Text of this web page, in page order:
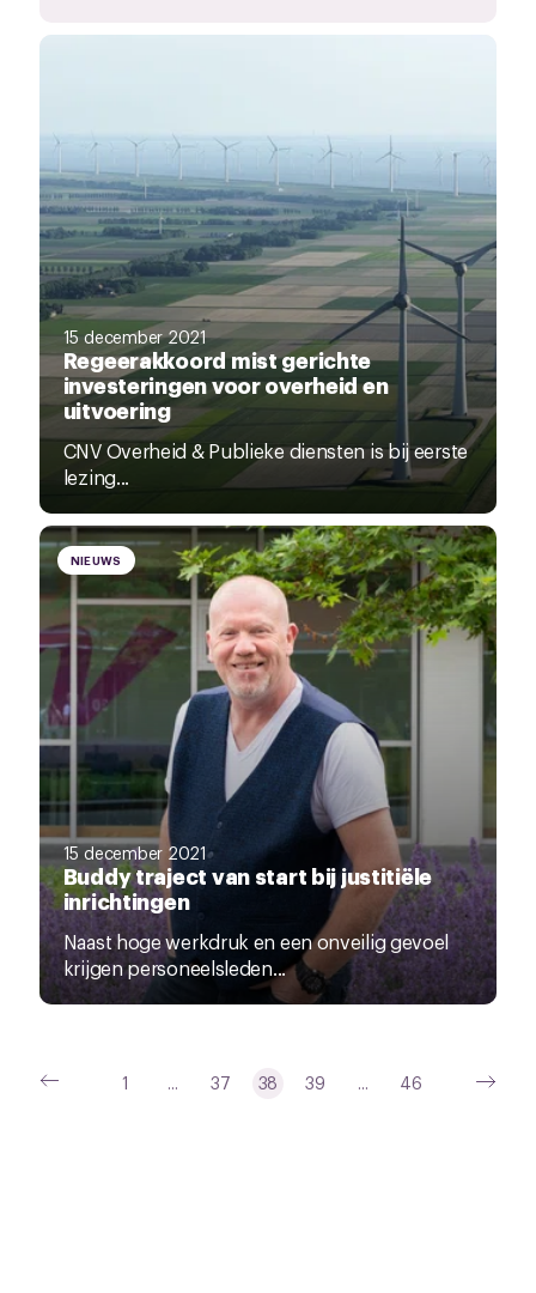
15 december 2021
Regeerakkoord mist gerichte
investeringen voor overheid en
uitvoering
CNV Overheid & Publieke diensten is bij eerste
lezing...
NIEUWS
15 december 2021
Buddy traject van start bij justitiële
inrichtingen
Naast hoge werkdruk en een onveilig gevoel
krijgen personeelsleden...
1 ... 37 38 39 ... 46